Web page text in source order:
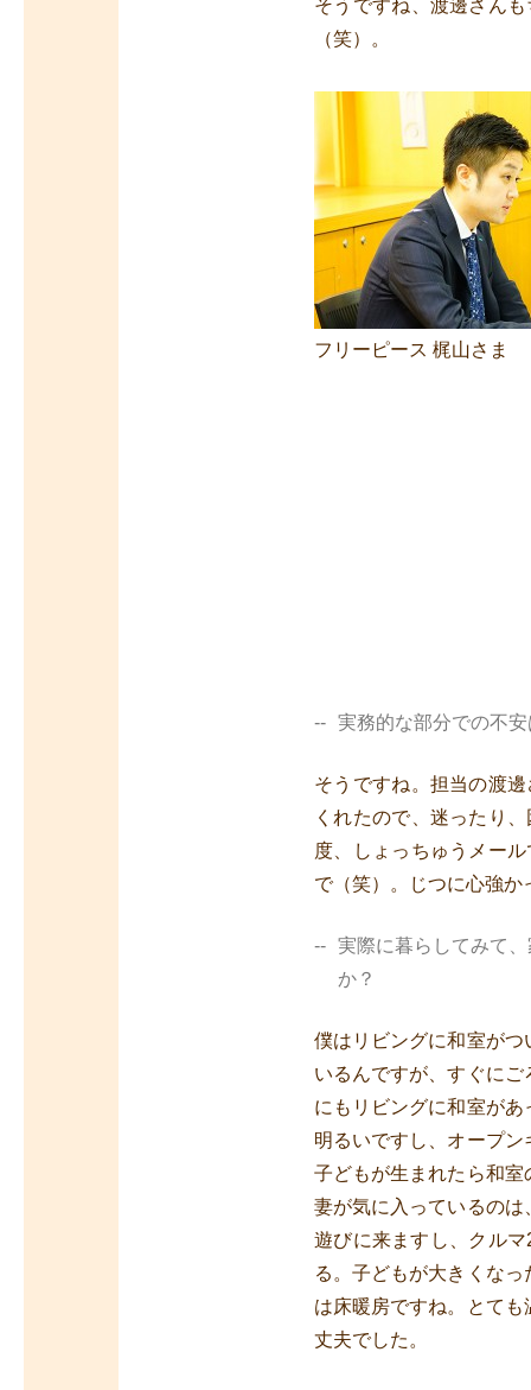
そうですね、渡邊さん
（笑）。
フリーピース 梶山さま
実務的な部分での不
そうですね。担当の渡
くれたので、迷ったり
度、しょっちゅうメー
で（笑）。じつに心強か
実際に暮らしてみて
か？
僕はリビングに和室が
いるんですが、すぐに
にもリビングに和室が
明るいですし、オープ
子どもが生まれたら和
妻が気に入っているの
遊びに来ますし、クル
る。子どもが大きくな
は床暖房ですね。とて
丈夫でした。